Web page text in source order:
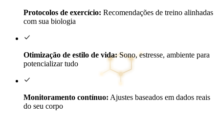
Protocolos de exercício: Recomendações de treino alinhadas
com sua biologia
Otimização de estilo de vida:Sono, estresse, ambiente para
potencializar tudo
Monitoramento contínuo: Ajustes baseados em dados reais
do seu corpo